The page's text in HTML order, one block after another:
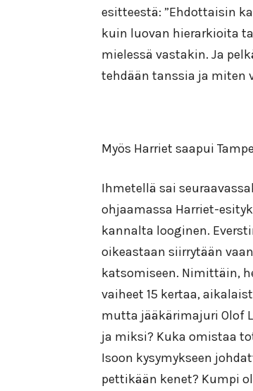
esitteestä: ”Ehdottaisin
kuin luovan hierarkioita
mielessä vastakin. Ja
tehdään tanssia ja miten
Myös Harriet saapui
Ihmetellä sai
ohjaamassa Harriet-
kannalta looginen.
oikeastaan siirrytään
katsomiseen. Nimittäin,
vaiheet 15 kertaa,
mutta jääkärimajuri Olof
ja miksi? Kuka omistaa
Isoon kysymykseen
pettikään kenet? Kumpi